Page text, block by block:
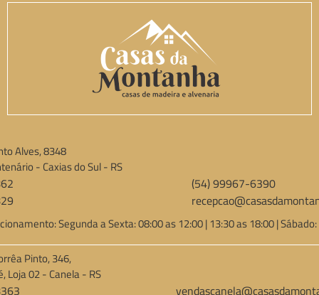
Alves, 8348
- Caxias do Sul - RS
(54) 99967-6390
Segunda a Sexta: 08:00 as 12:00 | 13:30 as 18:00 |
Pinto, 346,
Loja 02 - Canela - RS